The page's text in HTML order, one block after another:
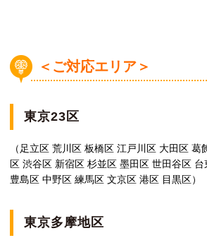
＜ご対応エリア＞
東京23区
（足立区 荒川区 板橋区 江戸川区 大田区 葛
区 渋谷区 新宿区 杉並区 墨田区 世田谷区
豊島区 中野区 練馬区 文京区 港区 目黒区）
東京多摩地区